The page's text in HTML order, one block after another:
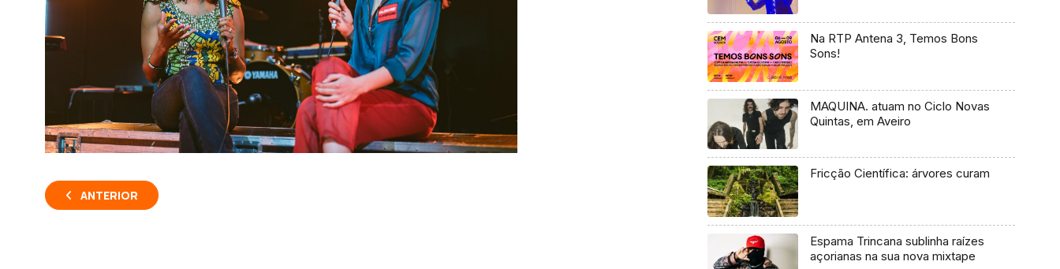
ANTERIOR
Na RTP Antena 3, Temos Bons
Sons!
MAQUINA. atuam no Ciclo Novas
Quintas, em Aveiro
Fricção Científica: árvores curam
Espama Trincana sublinha raízes
açorianas na sua nova mixtape